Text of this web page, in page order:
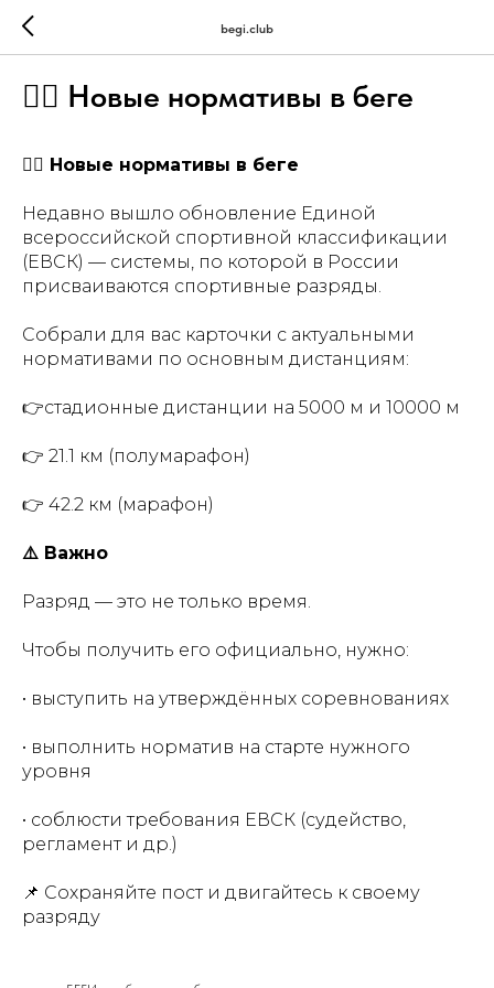
begi.club
🏃‍♂️ Новые нормативы в беге
🏃‍♂️ Новые нормативы в беге
Недавно вышло обновление Единой
всероссийской спортивной классификации
(ЕВСК) — системы, по которой в России
присваиваются спортивные разряды.
Собрали для вас карточки с актуальными
нормативами по основным дистанциям:
👉стадионные дистанции на 5000 м и 10000 м
👉 21.1 км (полумарафон)
👉 42.2 км (марафон)
⚠️ Важно
Разряд — это не только время.
Чтобы получить его официально, нужно:
• выступить на утверждённых соревнованиях
• выполнить норматив на старте нужного
уровня
• соблюсти требования ЕВСК (судейство,
регламент и др.)
📌 Сохраняйте пост и двигайтесь к своему
разряду